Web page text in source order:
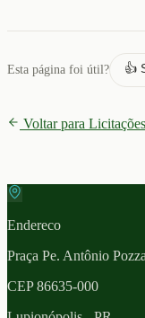
Esta página foi útil? 👍
Voltar para Licitações
Endereco
Praça Pe. Antônio
CEP86635-000